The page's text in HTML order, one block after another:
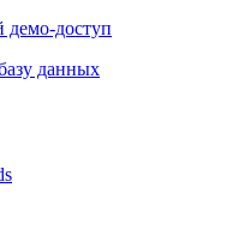
демо-доступ
данных